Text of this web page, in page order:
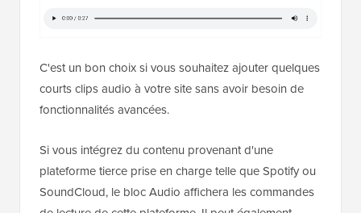
C'est un bon choix si vous souhaitez ajouter quelques
courts clips audio à votre site sans avoir besoin de
fonctionnalités avancées.
Si vous intégrez du contenu provenant d'une
plateforme tierce prise en charge telle que Spotify ou
SoundCloud, le bloc Audio affichera les commandes